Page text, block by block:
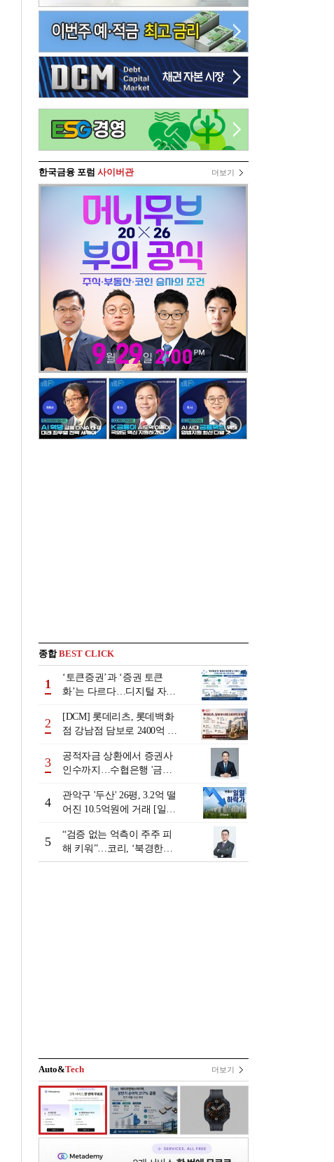
한국금융 포럼 사이버관 더보기
종합BEST CLICK
1
‘토큰증권’과 ‘증권 토큰
화’는 다르다…디지털 자본
2
[DCM] 롯데리츠, 롯데백화
점 강남점 담보로 2400억 조
3
공적자금 상환에서 증권사
인수까지…수협은행 '금융
행 금융그룹의 꿈①]
4
관악구 '두산' 26평, 3.2억 떨
어진 10.5억원에 거래 [일일
5
“검증 없는 억측이 주주 피
해 키워”…코리, ‘북경한미
미수채권 논란’ 정면 반박
Auto&Tech 더보기